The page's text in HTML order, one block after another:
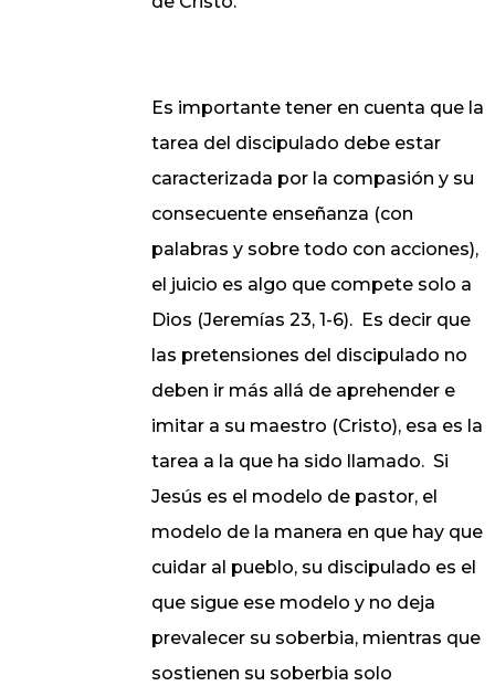
Es importante tener en cuenta que la
tarea del discipulado debe estar
caracterizada por la compasión y su
consecuente enseñanza (con
palabras y sobre todo con acciones),
el juicio es algo que compete solo a
Dios (Jeremías 23, 1-6). Es decir que
las pretensiones del discipulado no
deben ir más allá de aprehender e
imitar a su maestro (Cristo), esa es la
tarea a la que ha sido llamado. Si
Jesús es el modelo de pastor, el
modelo de la manera en que hay que
cuidar al pueblo, su discipulado es el
que sigue ese modelo y no deja
prevalecer su soberbia, mientras que
sostienen su soberbia solo